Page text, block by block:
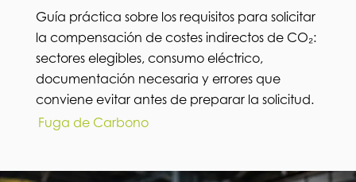
Guía práctica sobre los requisitos para solicitar
la compensación de costes indirectos de CO₂:
sectores elegibles, consumo eléctrico,
documentación necesaria y errores que
conviene evitar antes de preparar la solicitud.
Fuga de Carbono